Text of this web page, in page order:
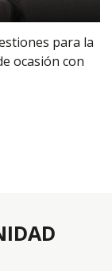
para la
ocasión con